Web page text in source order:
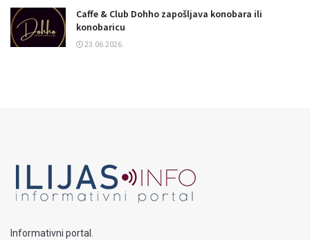
Caffe & Club Dohho zapošljava konobara ili
konobaricu
23.06.2026.
Informativni portal.